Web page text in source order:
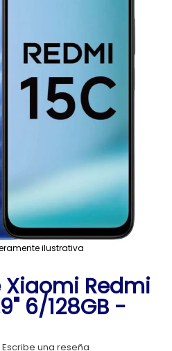
ilustrativa
Redmi
6/128GB -
Escribe una reseña